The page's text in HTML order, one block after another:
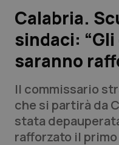
Lavoro e Professioni
Scienza e Farmaci
Studi e Analisi
Lettere al direttore
Edizioni Regionali
Calabria.
sindaci:
saranno
Il commissario
che si partirà da
stata
rafforzato il